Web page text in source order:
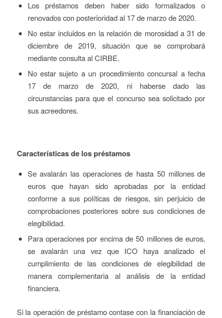
Los préstamos deben haber sido formalizados o
renovados con posterioridad al 17 de marzo de 2020.
No estar incluidos en la relación de morosidad a 31 de
diciembre de 2019, situación que se comprobará
mediante consulta al CIRBE.
No estar sujeto a un procedimiento concursal a fecha
17 de marzo de 2020, ni haberse dado las
circunstancias para que el concurso sea solicitado por
sus acreedores.
Características de los préstamos
Se avalarán las operaciones de hasta 50 millones de
euros que hayan sido aprobadas por la entidad
conforme a sus políticas de riesgos, sin perjuicio de
comprobaciones posteriores sobre sus condiciones de
elegibilidad.
Para operaciones por encima de 50 millones de euros,
se avalarán una vez que ICO haya analizado el
cumplimiento de las condiciones de elegibilidad de
manera complementaria al análisis de la entidad
financiera.
Si la operación de préstamo contase con la financiación de